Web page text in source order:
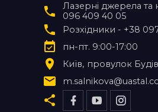
Лазерні джерела та
096 409 40 05
Розхідники - +38
пн-пт. 9:00-17:00
Київ
провулок